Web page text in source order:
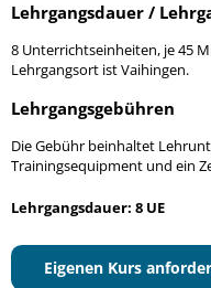
Lehrgangsdauer /
8 Unterrichtseinheiten, je 45
Lehrgangsort ist Vaihingen.
Lehrgangsgebühren
Die Gebühr beinhaltet
Trainingsequipment und ein
Lehrgangsdauer: 8 UE
Eigenen Kurs